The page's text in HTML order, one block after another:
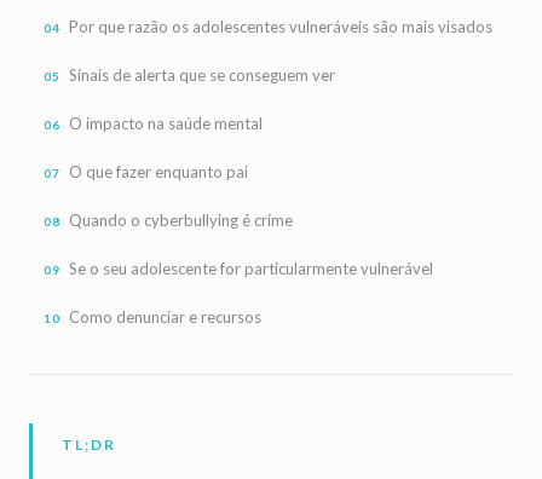
Por que razão os adolescentes vulneráveis são mais visados
Sinais de alerta que se conseguem ver
O impacto na saúde mental
O que fazer enquanto pai
Quando o cyberbullying é crime
Se o seu adolescente for particularmente vulnerável
Como denunciar e recursos
TL;DR